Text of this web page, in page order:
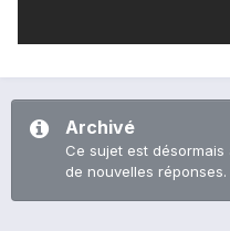
Archivé
Ce sujet est
de nouvelles réponses.